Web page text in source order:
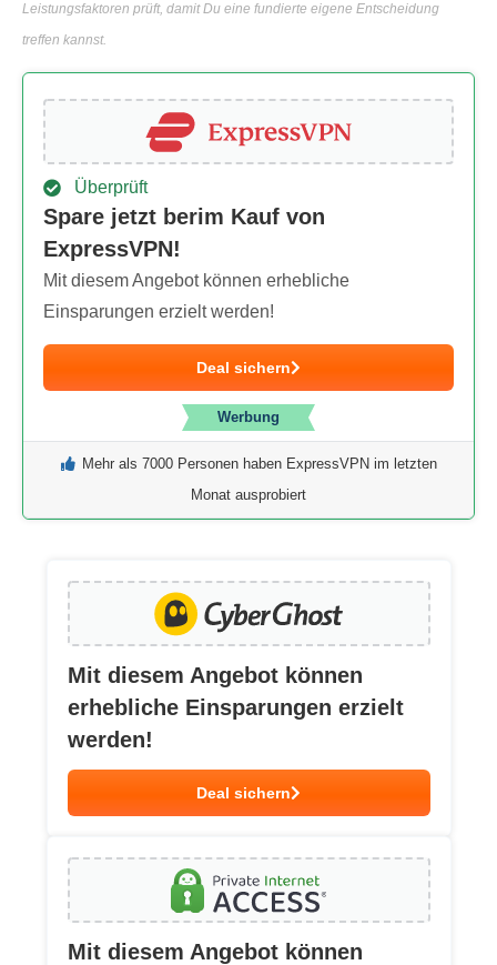
Leistungsfaktoren prüft, damit Du eine fundierte eigene Entscheidung
treffen kannst.
Überprüft
Spare jetzt berim Kauf von
ExpressVPN!
Mit diesem Angebot können erhebliche
Einsparungen erzielt werden!
Deal sichern
Werbung
Mehr als 7000 Personen haben ExpressVPN im letzten
Monat ausprobiert
Mit diesem Angebot können
erhebliche Einsparungen erzielt
werden!
Deal sichern
Mit diesem Angebot können